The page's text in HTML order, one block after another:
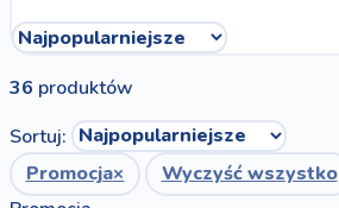
36 produktów
Sortuj:
Promocja×
Wyczyść wszystko